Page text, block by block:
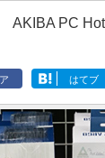
AKIBA PC
はてブ